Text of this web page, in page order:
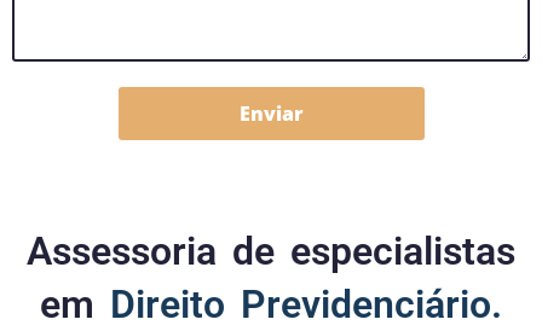
Enviar
Assessoria de especialistas
em Direito Previdenciário.